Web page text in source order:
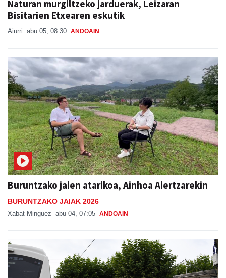
Naturan murgiltzeko jarduerak, Leizaran
Bisitarien Etxearen eskutik
Aiurri abu 05, 08:30 ANDOAIN
Buruntzako jaien atarikoa, Ainhoa Aiertzarekin
BURUNTZAKO JAIAK 2026
Xabat Minguez abu 04, 07:05 ANDOAIN